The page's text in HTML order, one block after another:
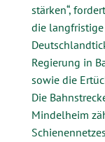
stärken“,
die
Regierung in
sowie die
Die
Mindelheim